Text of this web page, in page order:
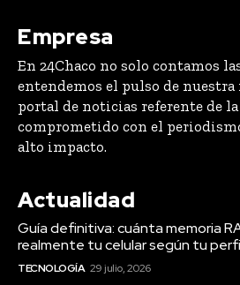
Empresa
En 24Chaco no solo contamos
entendemos el pulso de nuestra
portal de noticias referente de
comprometido con el
alto impacto.
Actualidad
Guía definitiva: cuánta memoria
realmente tu celular según tu
TECNOLOGÍA 29 julio, 2026